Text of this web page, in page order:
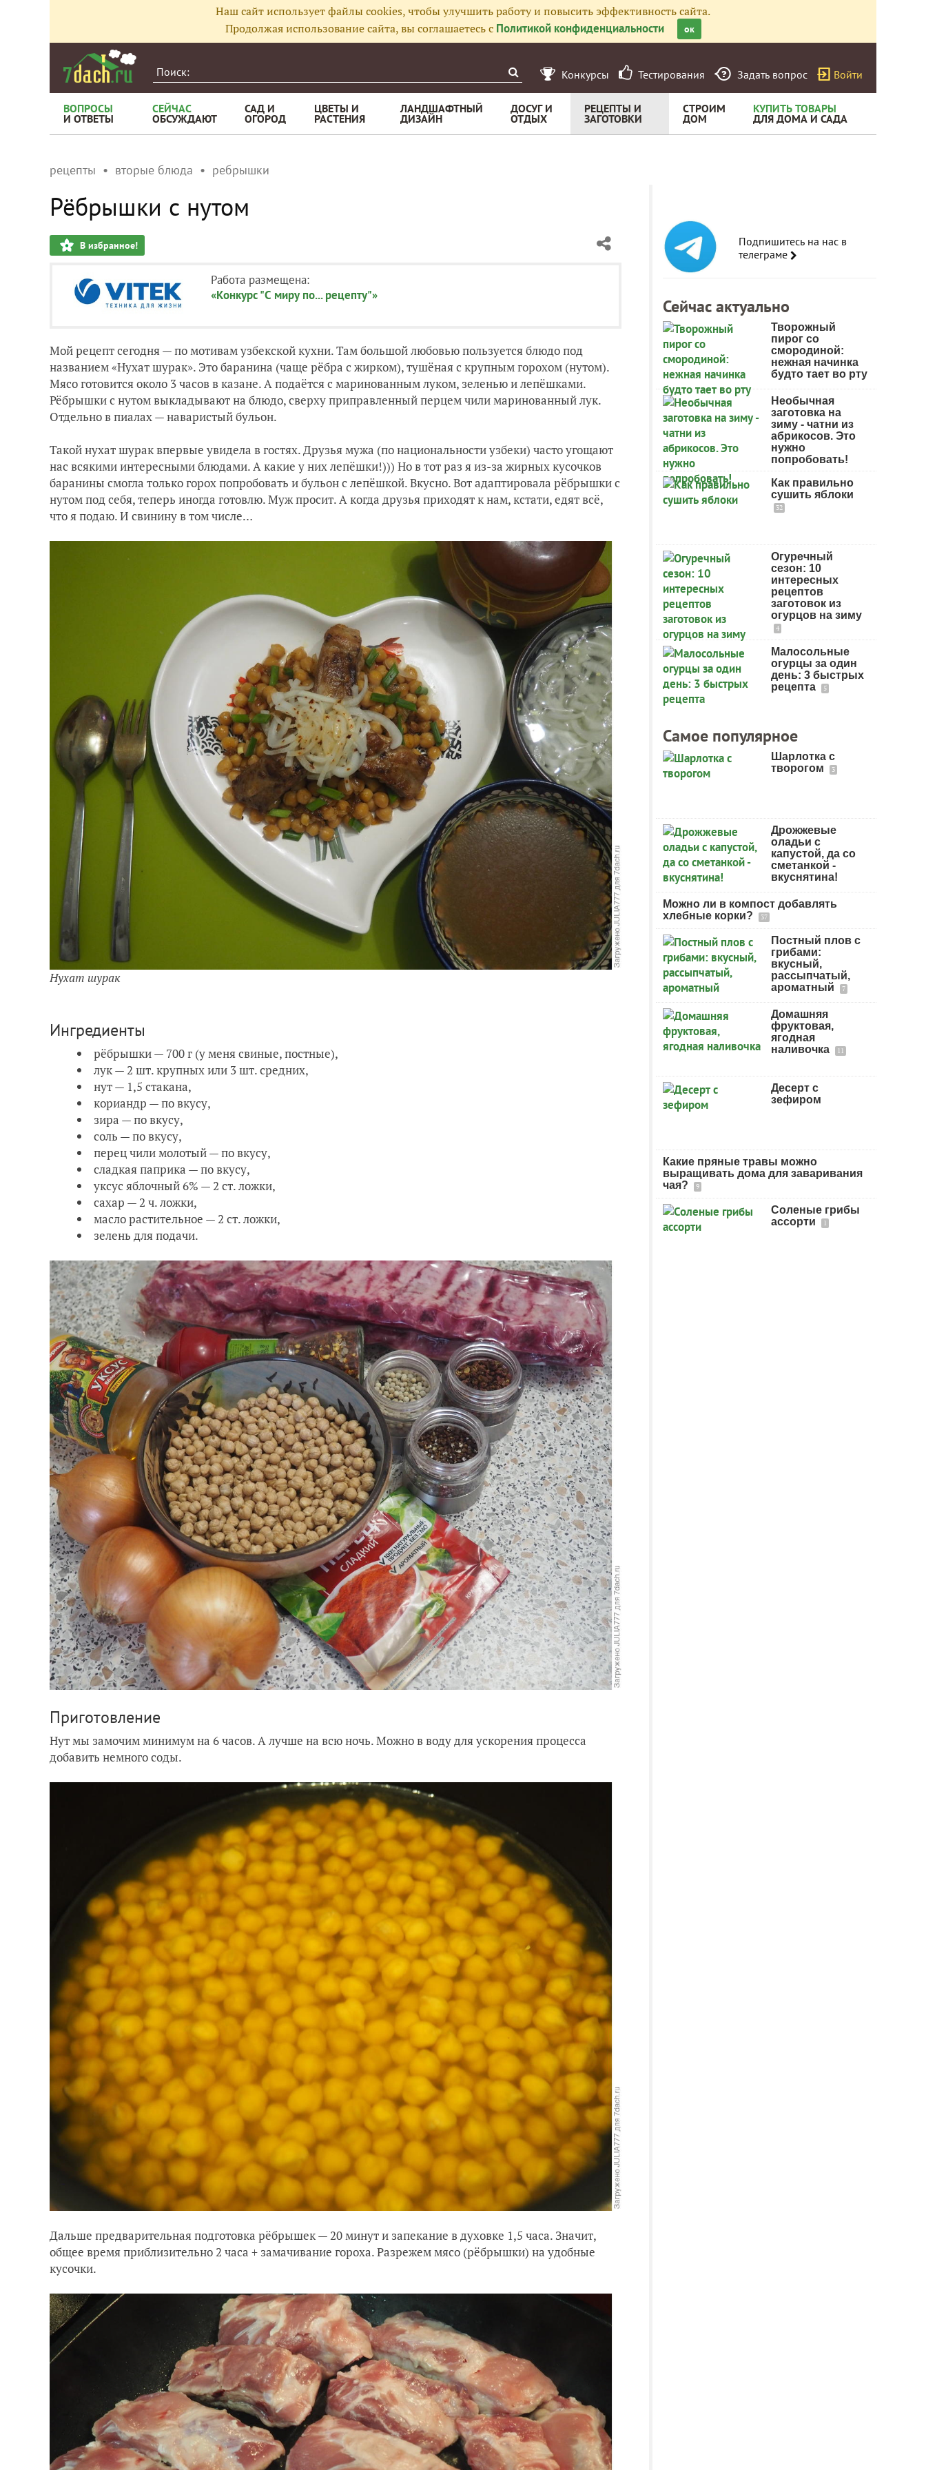
Наш сайт использует файлы cookies, чтобы улучшить работу и повысить эффективность сайта.
Продолжая использование сайта, вы соглашаетесь с Политикой конфиденциальности ок
Конкурсы Тестирования Задать вопрос Войти
ВОПРОСЫ
И ОТВЕТЫ
СЕЙЧАС
ОБСУЖДАЮТ
САД И
ОГОРОД
ЦВЕТЫ И
РАСТЕНИЯ
ЛАНДШАФТНЫЙ
ДИЗАЙН
ДОСУГ И
ОТДЫХ
РЕЦЕПТЫ И
ЗАГОТОВКИ
СТРОИМ
ДОМ
КУПИТЬ ТОВАРЫ
ДЛЯ ДОМА И САДА
рецепты вторые блюда ребрышки
Рёбрышки с нутом
В избранное!
Работа размещена:
«Конкурс "С миру по... рецепту"»
Мой рецепт сегодня — по мотивам узбекской кухни. Там большой любовью пользуется блюдопод
названием «Нухат шурак». Это баранина (чаще рёбра с жирком), тушёная с крупным горохом (нутом).
Мясо готовится около 3 часов в казане. А подаётся с маринованным луком, зеленью и лепёшками.
Рёбрышки с нутом выкладывают на блюдо, сверху приправленный перцем чили маринованный лук.
Отдельно в пиалах — наваристый бульон.
Такой нухат шурак впервые увидела в гостях. Друзья мужа (по национальности узбеки) часто угощают
нас всякими интересными блюдами. А какие у них лепёшки!))) Но в тот раз я из-за жирных кусочков
баранины смогла только горох попробовать и бульон с лепёшкой. Вкусно. Вот адаптировала рёбрышки с
нутом под себя, теперь иногда готовлю. Муж просит. А когда друзья приходят к нам, кстати, едят всё,
что я подаю. И свинину в том числе…
Нухат шурак
Ингредиенты
рёбрышки — 700 г (у меня свиные, постные),
лук — 2 шт. крупных или 3 шт. средних,
нут — 1,5 стакана,
кориандр — по вкусу,
зира — по вкусу,
соль — по вкусу,
перец чили молотый — по вкусу,
сладкая паприка — по вкусу,
уксус яблочный 6% — 2 ст. ложки,
сахар — 2 ч. ложки,
масло растительное — 2 ст. ложки,
зелень для подачи.
Приготовление
Нут мы замочим минимум на 6 часов. А лучше на всю ночь. Можно в воду для ускорения процесса
добавить немного соды.
Дальше предварительная подготовка рёбрышек — 20 минут и запекание в духовке 1,5 часа. Значит,
общее время приблизительно 2 часа + замачивание гороха. Разрежем мясо (рёбрышки) на удобные
кусочки.
Подпишитесь на нас в
телеграме
Сейчас актуально
Творожный
пирог со
смородиной:
нежная начинка
будто тает во рту
Необычная
заготовка на
зиму - чатни из
абрикосов. Это
нужно
попробовать!
Как правильно
сушить яблоки
32
Огуречный
сезон: 10
интересных
рецептов
заготовок из
огурцов на зиму
4
Малосольные
огурцы за один
день: 3 быстрых
рецепта
5
Самое популярное
Шарлотка с
творогом
3
Дрожжевые
оладьи с
капустой, да со
сметанкой -
вкуснятина!
Можно ли в компост добавлять
хлебные корки?
37
Постный плов с
грибами:
вкусный,
рассыпчатый,
ароматный
7
Домашняя
фруктовая,
ягодная
наливочка
11
Десерт с
зефиром
Какие пряные травы можно
выращивать дома для заваривания
чая?
9
Соленые грибы
ассорти
1